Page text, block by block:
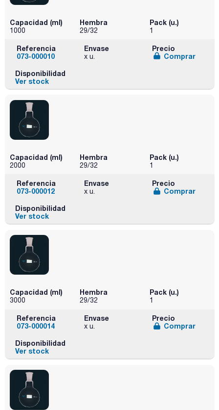
Capacidad (ml)
1000
Hembra
29/32
Pack (u.)
1
Referencia
073-000010
Envase
x u.
Precio
Comprar
Disponibilidad
Ver stock
Capacidad (ml)
2000
Hembra
29/32
Pack (u.)
1
Referencia
073-000012
Envase
x u.
Precio
Comprar
Disponibilidad
Ver stock
Capacidad (ml)
3000
Hembra
29/32
Pack (u.)
1
Referencia
073-000014
Envase
x u.
Precio
Comprar
Disponibilidad
Ver stock